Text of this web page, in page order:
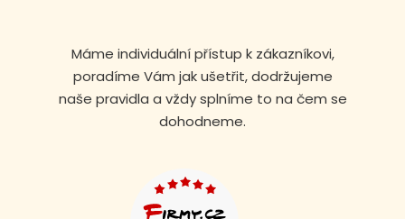
Máme individuální přístup k zákazníkovi,
poradíme Vám jak ušetřit, dodržujeme
naše pravidla a vždy splníme to na čem se
dohodneme.